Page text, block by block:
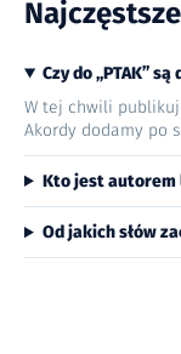
Czy do „PTAK”
W tej chwili
Akordy dodamy po
Kto jest autorem
Od jakich słów